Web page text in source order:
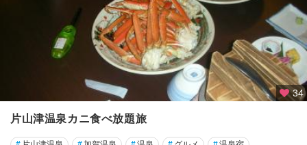
34
片山津温泉カニ食べ放題旅